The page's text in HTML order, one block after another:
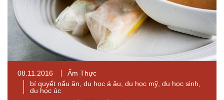
08.11.2016
Ẩm Thực
bí quyết nấu ăn, du học á âu, du học mỹ, du học sinh,
du học úc